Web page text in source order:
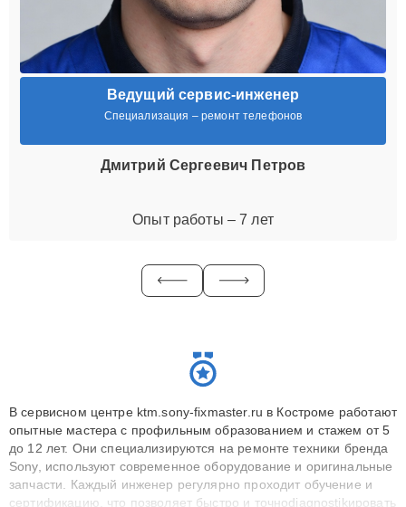
Ведущий сервис-инженер
Специализация – ремонт телефонов
Дмитрий Сергеевич Петров
Опыт работы – 7 лет
В сервисном центре ktm.sony-fixmaster.ru в Костроме работают
опытные мастера с профильным образованием и стажем от 5
до 12 лет. Они специализируются на ремонте техники бренда
Sony, используют современное оборудование и оригинальные
запчасти. Каждый инженер регулярно проходит обучение и
сертификацию, что позволяет быстро и точноdiagnostikировать